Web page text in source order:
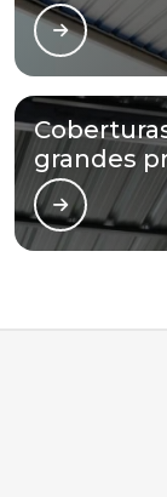
grandes